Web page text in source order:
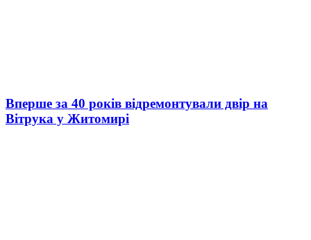
Вперше за 40 років відремонтували двір на
Вітрука у Житомирі